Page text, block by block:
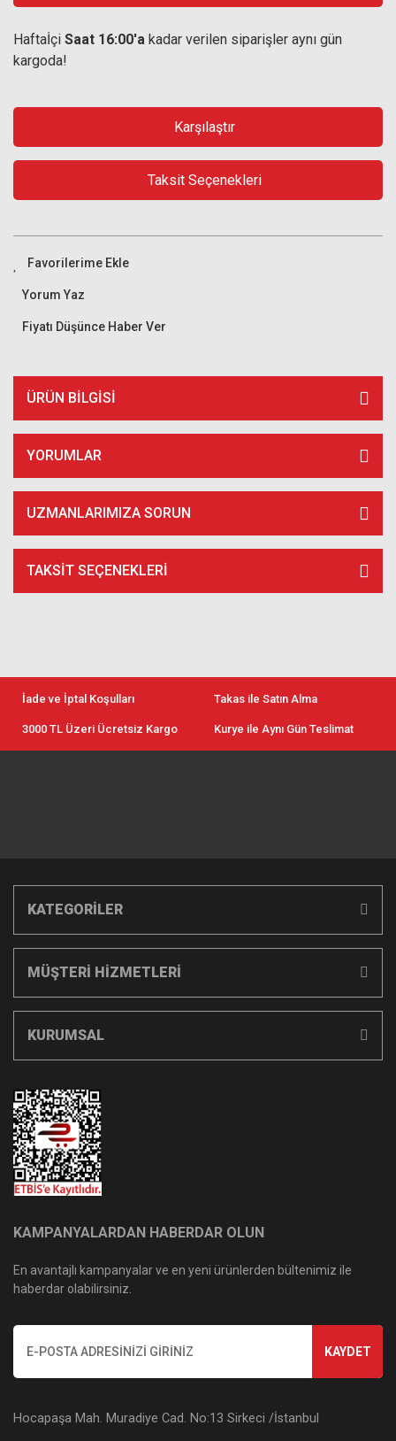
Haftaİçi Saat 16:00'a kadar verilen siparişler aynı gün
kargoda!
Karşılaştır
Taksit Seçenekleri
Yorum Yaz
Fiyatı Düşünce Haber Ver
ÜRÜN BILGISI
YORUMLAR
UZMANLARIMIZA SORUN
TAKSIT SEÇENEKLERI
İade ve İptal Koşulları Takas ile Satın Alma
3000 TL Üzeri Ücretsiz Kargo Kurye ile Aynı Gün Teslimat
KATEGORİLER
MÜŞTERİ HİZMETLERİ
KURUMSAL
KAMPANYALARDAN HABERDAR OLUN
En avantajlı kampanyalar ve en yeni ürünlerden bültenimiz ile
haberdar olabilirsiniz.
KAYDET
Hocapaşa Mah. Muradiye Cad. No:13 Sirkeci /İstanbul